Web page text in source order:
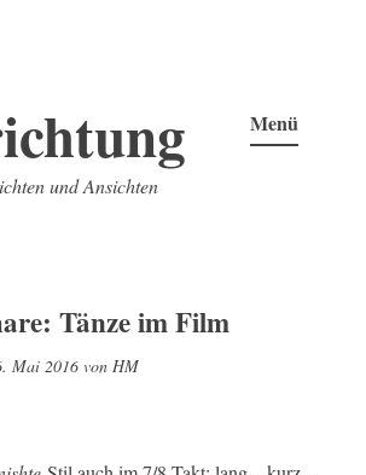
und Ansichten
Menü
Tänze im Film
Mai 2016 von HM